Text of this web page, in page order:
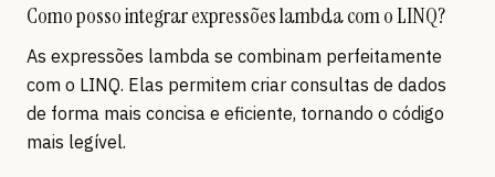
Como posso integrar expressões lambda com o LINQ?
As expressões lambda se combinam perfeitamente
com o LINQ. Elas permitem criar consultas de dados
de forma mais concisa e eficiente, tornando o código
mais legível.